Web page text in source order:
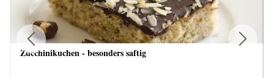
Zucchinikuchen - besonders saftig
Previous